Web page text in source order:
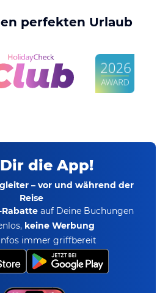
perfekten Urlaub
die App!
– vor und während der
Reise
Rabatte auf Deine Buchungen
keine Werbung
immer griffbereit